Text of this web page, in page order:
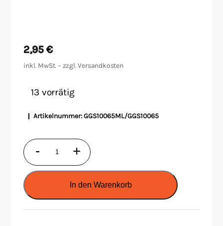
Würfel
2,95 €
inkl. MwSt. – zzgl.Versandkosten
13 vorrätig
Artikelnummer:GGS10065ML/GGS10065
-
Gamegenic
European-
+
In den Warenkorb